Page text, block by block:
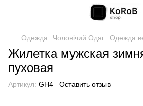
Одежда Чоловічий Одяг Одежда
Жилетка мужская
пуховая
Артикул: GH4 Оставить отзыв